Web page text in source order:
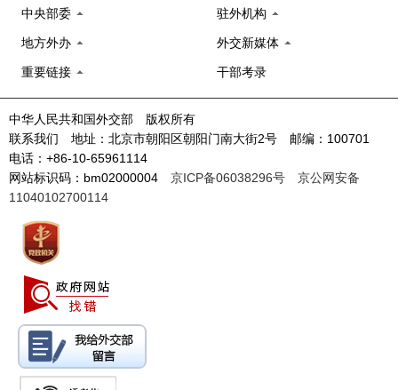
中央部委 驻外机构
地方外办 外交新媒体
重要链接 干部考录
中华人民共和国外交部 版权所有
联系我们 地址：北京市朝阳区朝阳门南大街2号 邮编：100701
电话：+86-10-65961114
网站标识码：bm02000004 京ICP备06038296号
京公网安备
11040102700114